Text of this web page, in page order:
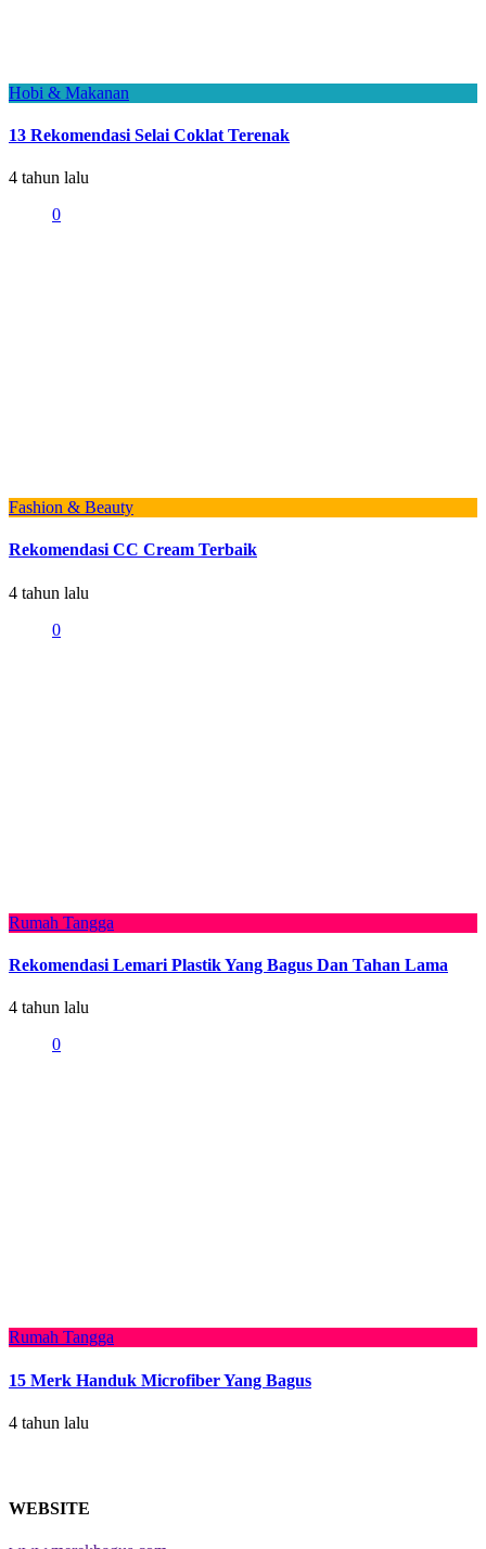
Hobi & Makanan
13 Rekomendasi Selai Coklat Terenak
4 tahun lalu
0
Fashion & Beauty
Rekomendasi CC Cream Terbaik
4 tahun lalu
0
Rumah Tangga
Rekomendasi Lemari Plastik Yang Bagus Dan Tahan Lama
4 tahun lalu
0
Rumah Tangga
15 Merk Handuk Microfiber Yang Bagus
4 tahun lalu
WEBSITE